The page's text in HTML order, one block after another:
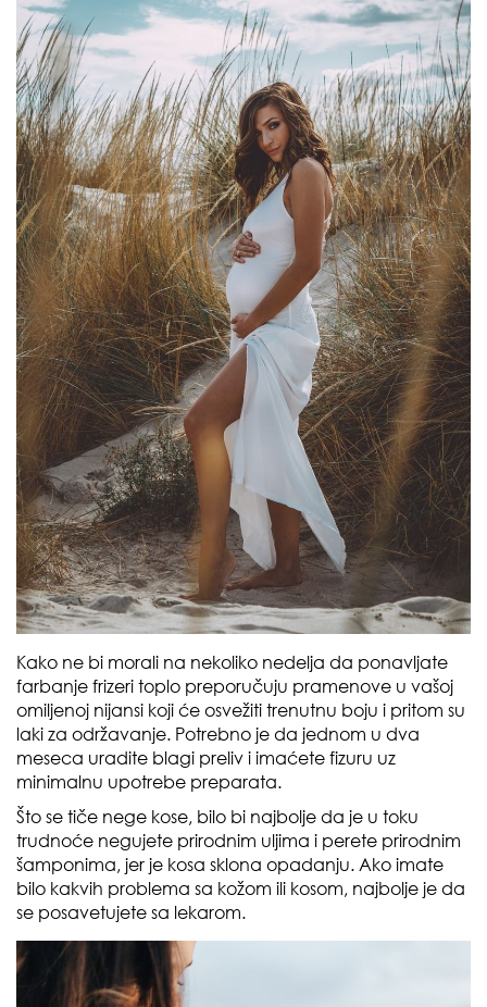
Kako ne bi morali na nekoliko nedelja da ponavljate
farbanje frizeri toplo preporučuju pramenove u vašoj
omiljenoj nijansi koji će osvežiti trenutnu boju i pritom su
laki za održavanje. Potrebno je da jednom u dva
meseca uradite blagi preliv i imaćete fizuru uz
minimalnu upotrebe preparata.
Što se tiče nege kose, bilo bi najbolje da je u toku
trudnoće negujete prirodnim uljima i perete prirodnim
šamponima, jer je kosa sklona opadanju. Ako imate
bilo kakvih problema sa kožom ili kosom, najbolje je da
se posavetujete sa lekarom.